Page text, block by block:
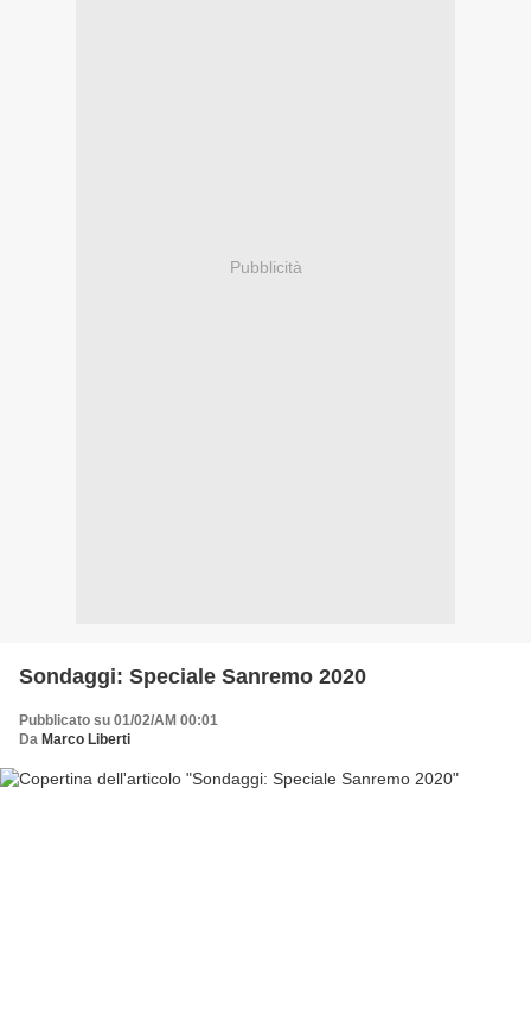
Pubblicità
Sondaggi: Speciale Sanremo 2020
Pubblicato su 01/02/AM 00:01
Da Marco Liberti